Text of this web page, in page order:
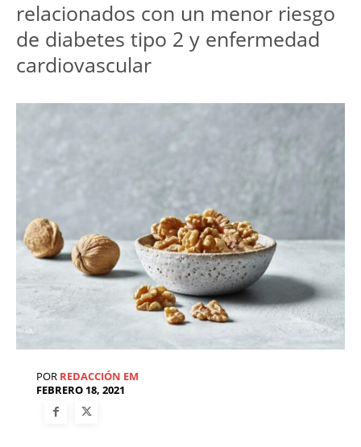
relacionados con un menor riesgo
de diabetes tipo 2 y enfermedad
cardiovascular
POR REDACCIÓN EM
FEBRERO 18, 2021